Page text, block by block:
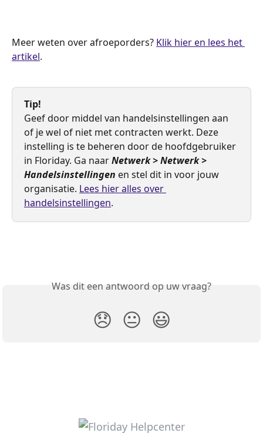
Meer weten over afroeporders? Klik hier en lees het
artikel.
Tip!
Geef door middel van handelsinstellingen aan
of je wel of niet met contracten werkt. Deze
instelling is te beheren door de hoofdgebruiker
in Floriday. Ga naar Netwerk > Netwerk >
Handelsinstellingen en stel dit in voor jouw
organisatie. Lees hier alles over
handelsinstellingen.
Was dit een antwoord op uw vraag?
😞 😐 😃